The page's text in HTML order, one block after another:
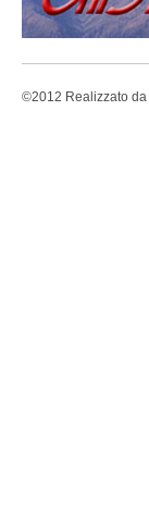
©2012 Realizzato da